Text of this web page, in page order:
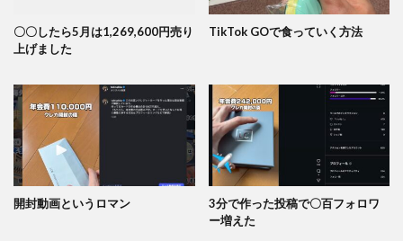
〇〇したら5月は1,269,600円売り
上げました
TikTok GOで食っていく方法
開封動画というロマン
3分で作った投稿で〇百フォロワ
ー増えた